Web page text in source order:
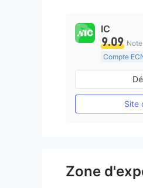
IC
9.09 Note
Compte
Market
Etiquette
Site
Zone